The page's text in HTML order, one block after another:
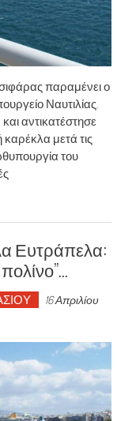
παραμένει ο
Ναυτιλίας.
αντικατέστησε
μετά τις
του
Ευτράπελα:
16 Απριλίου